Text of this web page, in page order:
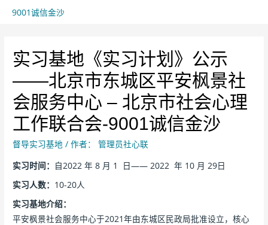
9001诚信金沙
实习基地《实习计划》公示
——北京市东城区平安枫景社
会服务中心 – 北京市社会心理
工作联合会-9001诚信金沙
督导实习基地 / 作者：
管理员社心联
实习时间： 自2022 年 8 月 1 日—— 2022 年 10 月 29日
实习人数： 10-20人
实习基地介绍：
平安枫景社会服务中心于2021年由东城区民政局批准设立，核心